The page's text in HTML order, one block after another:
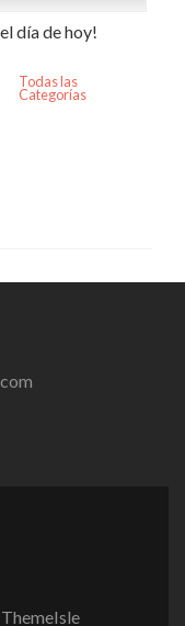
día de hoy!
Todas las
Categorías
ThemeIsle